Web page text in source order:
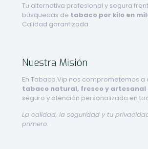
Tu alternativa profesional y segura
búsquedas de tabaco por kilo en
Calidad garantizada.
Nuestra Misión
En Tabaco.Vip nos comprometemos a
tabaco natural, fresco y artesanal
seguro y atención personalizada en
La calidad, la seguridad y tu
primero.